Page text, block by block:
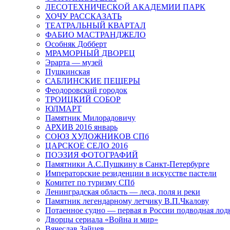
ЛЕСОТЕХНИЧЕСКОЙ АКАДЕМИИ ПАРК
ХОЧУ РАССКАЗАТЬ
ТЕАТРАЛЬНЫЙ КВАРТАЛ
ФАБИО МАСТРАНДЖЕЛО
Особняк Добберт
МРАМОРНЫЙ ДВОРЕЦ
Эрарта — музей
Пушкинская
САБЛИНСКИЕ ПЕЩЕРЫ
Феодоровский городок
ТРОИЦКИЙ СОБОР
ЮЛМАРТ
Памятник Милорадовичу
АРХИВ 2016 январь
СОЮЗ ХУДОЖНИКОВ СПб
ЦАРСКОЕ СЕЛО 2016
ПОЭЗИЯ ФОТОГРАФИЙ
Памятники А.С.Пушкину в Санкт-Петербурге
Императорские резиденции в искусстве пастели
Комитет по туризму СПб
Ленинградская область — леса, поля и реки
Памятник легендарному летчику В.П.Чкалову
Потаенное судно — первая в России подводная
Дворцы сериала «Война и мир»